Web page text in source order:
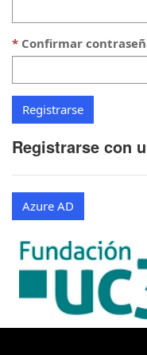
Confirmar
Registrarse con
Azure AD